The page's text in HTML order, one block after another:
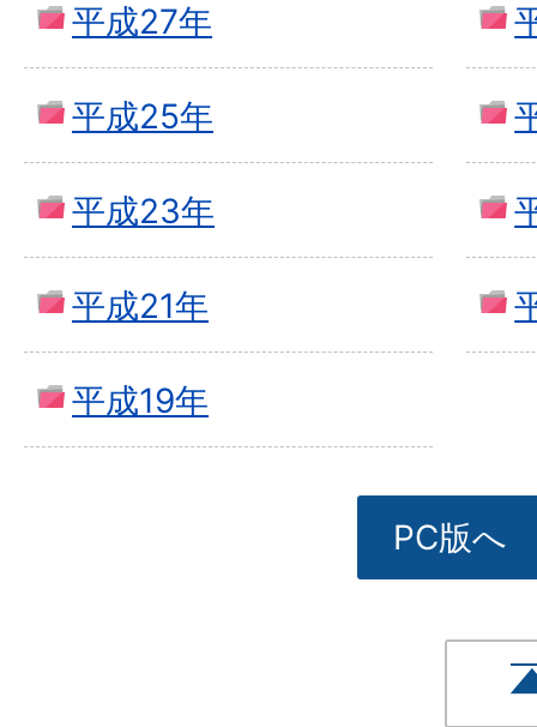
平成27年
平成25年
平成23年
平成21年
平成19年
PC版へ